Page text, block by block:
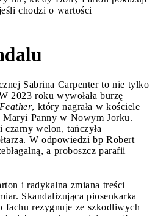
chodzi o wartości
Sabrina Carpenter to nie tylko
2023 roku wywołała burzę
Feather, który nagrała w kościele
Maryi Panny w Nowym Jorku.
welon, tańczyła
W odpowiedzi bp Robert
a proboszcz parafii
i radykalna zmiana treści
Skandalizująca piosenkarka
fachu rezygnuje ze szkodliwych